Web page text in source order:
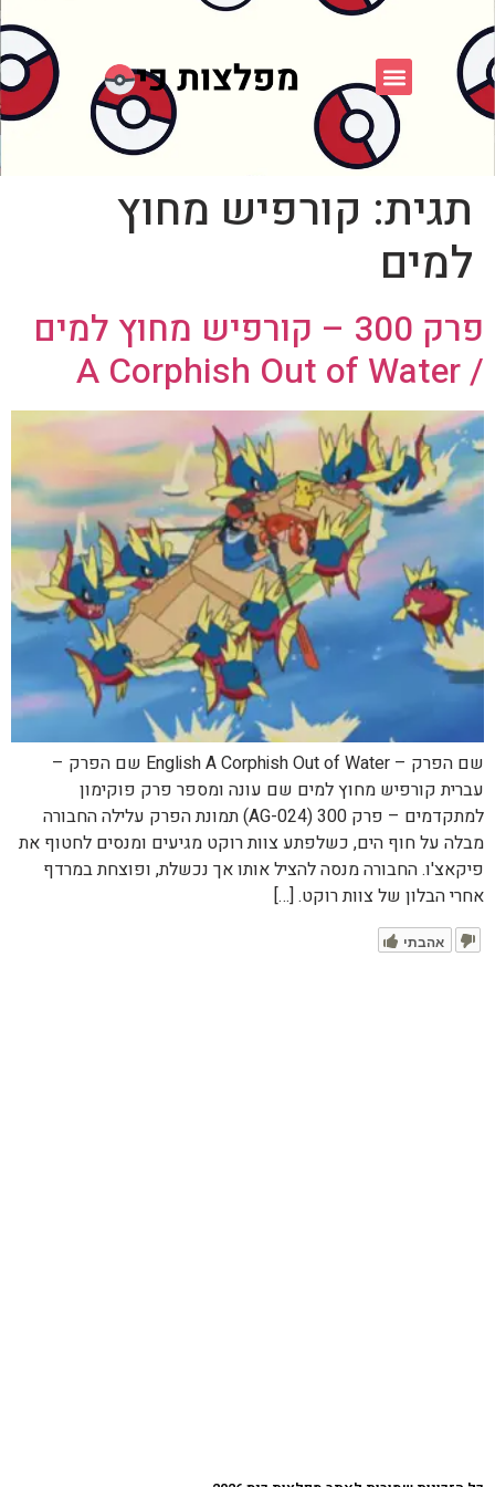
תגית: קורפיש מחוץ
למים
פרק 300 – קורפיש מחוץ למים
/ A Corphish Out of Water
שם הפרק – English A Corphish Out of Water שם הפרק –
עברית קורפיש מחוץ למים שם עונה ומספר פרק פוקימון
למתקדמים – פרק 300 (AG-024) תמונת הפרק עלילה החבורה
מבלה על חוף הים, כשלפתע צוות רוקט מגיעים ומנסים לחטוף את
פיקאצ'ו. החבורה מנסה להציל אותו אך נכשלת, ופוצחת במרדף
אחרי הבלון של צוות רוקט. […]
אהבתי